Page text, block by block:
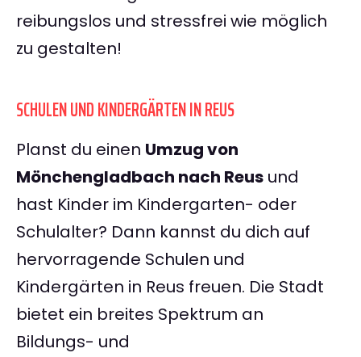
reibungslos und stressfrei wie möglich
zu gestalten!
SCHULEN UND KINDERGÄRTEN IN REUS
Planst du einen Umzug von
Mönchengladbach nach Reus und
hast Kinder im Kindergarten- oder
Schulalter? Dann kannst du dich auf
hervorragende Schulen und
Kindergärten in Reus freuen. Die Stadt
bietet ein breites Spektrum an
Bildungs- und